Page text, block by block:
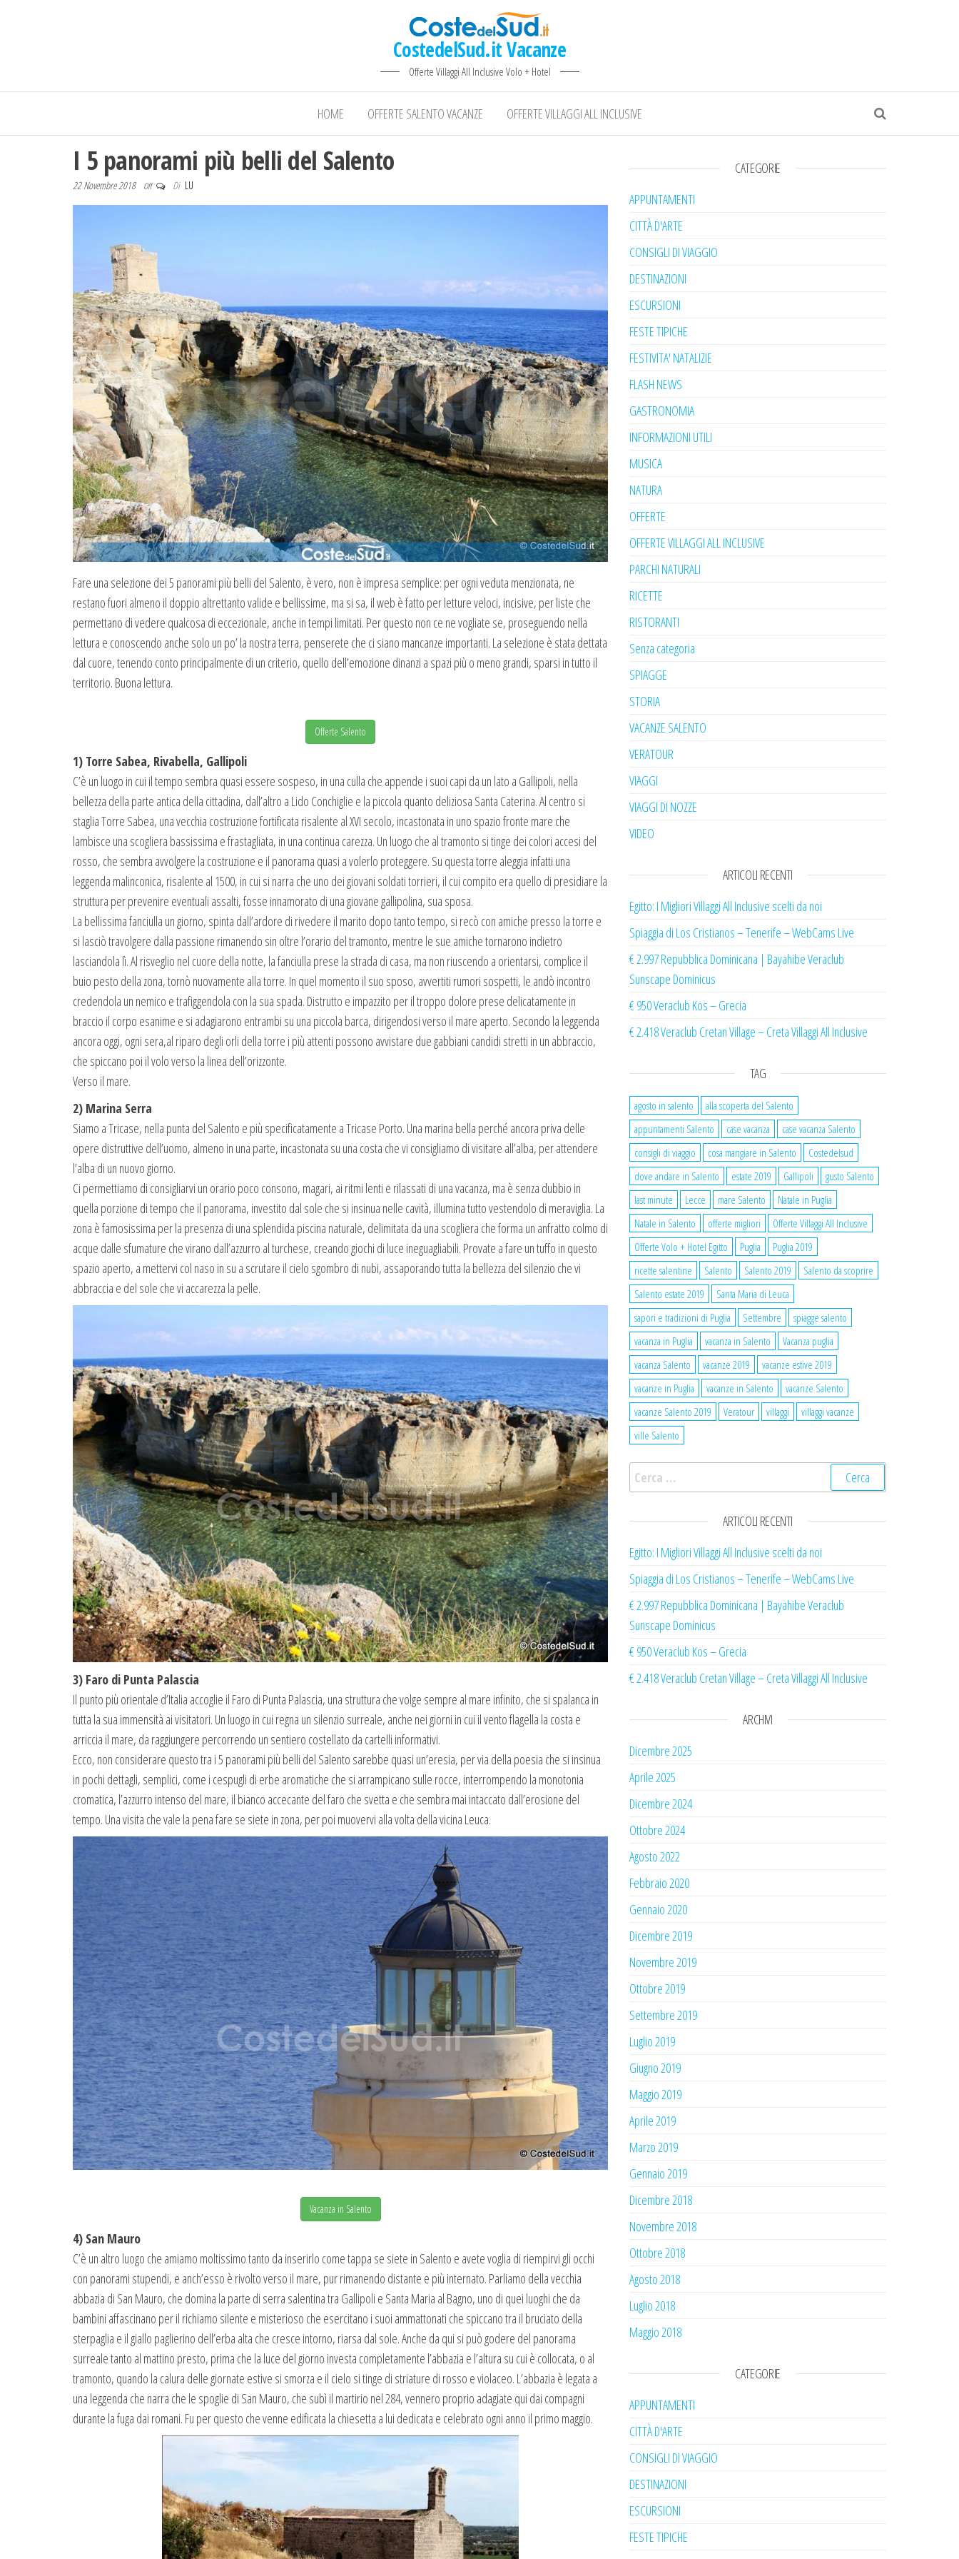
CostedelSud.it Vacanze
Offerte Villaggi All Inclusive Volo + Hotel
HOME OFFERTE SALENTO VACANZE OFFERTE VILLAGGI ALL INCLUSIVE
I 5 panorami più belli del Salento
22 Novembre 2018 Off Di LU
Fare una selezione dei 5 panorami più belli del Salento, è vero, non è impresa semplice: per ogni veduta menzionata, ne
restano fuori almeno il doppio altrettanto valide e bellissime, ma si sa, il web è fatto per letture veloci, incisive, per liste che
permettano di vedere qualcosa di eccezionale, anche in tempi limitati. Per questo non ce ne vogliate se, proseguendo nella
lettura e conoscendo anche solo un po’ la nostra terra, penserete che ci siano mancanze importanti. La selezione è stata dettata
dal cuore, tenendo conto principalmente di un criterio, quello dell’emozione dinanzi a spazi più o meno grandi, sparsi in tutto il
territorio. Buona lettura.
Offerte Salento
1) Torre Sabea, Rivabella, Gallipoli
C’è un luogo in cui il tempo sembra quasi essere sospeso, in una culla che appende i suoi capi da un lato a Gallipoli, nella
bellezza della parte antica della cittadina, dall’altro a Lido Conchiglie e la piccola quanto deliziosa Santa Caterina. Al centro si
staglia Torre Sabea, una vecchia costruzione fortificata risalente al XVI secolo, incastonata in uno spazio fronte mare che
lambisce una scogliera bassissima e frastagliata, in una continua carezza. Un luogo che al tramonto si tinge dei colori accesi del
rosso, che sembra avvolgere la costruzione e il panorama quasi a volerlo proteggere. Su questa torre aleggia infatti una
leggenda malinconica, risalente al 1500, in cui si narra che uno dei giovani soldati torrieri, il cui compito era quello di presidiare la
struttura per prevenire eventuali assalti, fosse innamorato di una giovane gallipolina, sua sposa.
La bellissima fanciulla un giorno, spinta dall’ardore di rivedere il marito dopo tanto tempo, si recò con amiche presso la torre e
si lasciò travolgere dalla passione rimanendo sin oltre l’orario del tramonto, mentre le sue amiche tornarono indietro
lasciandola lì. Al risveglio nel cuore della notte, la fanciulla prese la strada di casa, ma non riuscendo a orientarsi, complice il
buio pesto della zona, tornò nuovamente alla torre. In quel momento il suo sposo, avvertiti rumori sospetti, le andò incontro
credendola un nemico e trafiggendola con la sua spada. Distrutto e impazzito per il troppo dolore prese delicatamente in
braccio il corpo esanime e si adagiarono entrambi su una piccola barca, dirigendosi verso il mare aperto. Secondo la leggenda
ancora oggi, ogni sera,al riparo degli orli della torre i più attenti possono avvistare due gabbiani candidi stretti in un abbraccio,
che spiccano poi il volo verso la linea dell’orizzonte.
Verso il mare.
2) Marina Serra
Siamo a Tricase, nella punta del Salento e più specificatamente a Tricase Porto. Una marina bella perché ancora priva delle
opere distruttive dell’uomo, almeno in una parte, incastonata su una costa che vi consigliamo di visitare all’alba, per attendere
l’alba di un nuovo giorno.
Ci permettiamo di consigliarvi un orario poco consono, magari, ai ritmi lenti e rilassati di una vacanza, ma è senza dubbio in
quella porzione di tempo che il panorama, investito dal sole che si insinua nelle cavità, illumina tutto vestendolo di meraviglia. La
zona è famosissima per la presenza di una splendida piscina naturale, delimitata da una scogliera che forma un anfratto colmo di
acque dalle sfumature che virano dall’azzurro al turchese, creando giochi di luce ineguagliabili. Provate a fare un tuffo in questo
spazio aperto, a mettervi col naso in su a scrutare il cielo sgombro di nubi, assaporando tutta la bellezza del silenzio che vi
abbraccia e del sole che vi accarezza la pelle.
3) Faro di Punta Palascia
Il punto più orientale d’Italia accoglie il Faro di Punta Palascia, una struttura che volge sempre al mare infinito, che si spalanca in
tutta la sua immensità ai visitatori. Un luogo in cui regna un silenzio surreale, anche nei giorni in cui il vento flagella la costa e
arriccia il mare, da raggiungere percorrendo un sentiero costellato da cartelli informativi.
Ecco, non considerare questo tra i 5 panorami più belli del Salento sarebbe quasi un’eresia, per via della poesia che si insinua
in pochi dettagli, semplici, come i cespugli di erbe aromatiche che si arrampicano sulle rocce, interrompendo la monotonia
cromatica, l’azzurro intenso del mare, il bianco accecante del faro che svetta e che sembra mai intaccato dall’erosione del
tempo. Una visita che vale la pena fare se siete in zona, per poi muovervi alla volta della vicina Leuca.
Vacanza in Salento
4) San Mauro
C’è un altro luogo che amiamo moltissimo tanto da inserirlo come tappa se siete in Salento e avete voglia di riempirvi gli occhi
con panorami stupendi, e anch’esso è rivolto verso il mare, pur rimanendo distante e più internato. Parliamo della vecchia
abbazia di San Mauro, che domina la parte di serra salentina tra Gallipoli e Santa Maria al Bagno, uno di quei luoghi che da
bambini affascinano per il richiamo silente e misterioso che esercitano i suoi ammattonati che spiccano tra il bruciato della
sterpaglia e il giallo paglierino dell’erba alta che cresce intorno, riarsa dal sole. Anche da qui si può godere del panorama
surreale tanto al mattino presto, prima che la luce del giorno investa completamente l’abbazia e l’altura su cui è collocata, o al
tramonto, quando la calura delle giornate estive si smorza e il cielo si tinge di striature di rosso e violaceo. L’abbazia è legata a
una leggenda che narra che le spoglie di San Mauro, che subì il martirio nel 284, vennero proprio adagiate qui dai compagni
durante la fuga dai romani. Fu per questo che venne edificata la chiesetta a lui dedicata e celebrato ogni anno il primo maggio.
CATEGORIE
APPUNTAMENTI
CITTÀ D'ARTE
CONSIGLI DI VIAGGIO
DESTINAZIONI
ESCURSIONI
FESTE TIPICHE
FESTIVITA' NATALIZIE
FLASH NEWS
GASTRONOMIA
INFORMAZIONI UTILI
MUSICA
NATURA
OFFERTE
OFFERTE VILLAGGI ALL INCLUSIVE
PARCHI NATURALI
RICETTE
RISTORANTI
Senza categoria
SPIAGGE
STORIA
VACANZE SALENTO
VERATOUR
VIAGGI
VIAGGI DI NOZZE
VIDEO
ARTICOLI RECENTI
Egitto: I Migliori Villaggi All Inclusive scelti da noi
Spiaggia di Los Cristianos – Tenerife – WebCams Live
€ 2.997 Repubblica Dominicana | Bayahibe Veraclub
Sunscape Dominicus
€ 950 Veraclub Kos – Grecia
€ 2.418 Veraclub Cretan Village – Creta Villaggi All Inclusive
TAG
agosto in salento
alla scoperta del Salento
appuntamenti Salento
case vacanza
case vacanza Salento
consigli di viaggio
cosa mangiare in Salento
Costedelsud
dove andare in Salento
estate 2019 Gallipoli
gusto Salento
last minute
Lecce mare Salento
Natale in Puglia
Natale in Salento
offerte migliori
Offerte Villaggi All Inclusive
Offerte Volo + Hotel Egitto
Puglia
Puglia 2019
ricette salentine
Salento Salento 2019
Salento da scoprire
Salento estate 2019
Santa Maria di Leuca
sapori e tradizioni di Puglia
Settembre
spiagge salento
vacanza in Puglia
vacanza in Salento
Vacanza puglia
vacanza Salento
vacanze 2019
vacanze estive 2019
vacanze in Puglia
vacanze in Salento
vacanze Salento
vacanze Salento 2019
Veratour villaggi
villaggi vacanze
ville Salento
Ricerca per:
ARTICOLI RECENTI
Egitto: I Migliori Villaggi All Inclusive scelti da noi
Spiaggia di Los Cristianos – Tenerife – WebCams Live
€ 2.997 Repubblica Dominicana | Bayahibe Veraclub
Sunscape Dominicus
€ 950 Veraclub Kos – Grecia
€ 2.418 Veraclub Cretan Village – Creta Villaggi All Inclusive
ARCHIVI
Dicembre 2025
Aprile 2025
Dicembre 2024
Ottobre 2024
Agosto 2022
Febbraio 2020
Gennaio 2020
Dicembre 2019
Novembre 2019
Ottobre 2019
Settembre 2019
Luglio 2019
Giugno 2019
Maggio 2019
Aprile 2019
Marzo 2019
Gennaio 2019
Dicembre 2018
Novembre 2018
Ottobre 2018
Agosto 2018
Luglio 2018
Maggio 2018
CATEGORIE
APPUNTAMENTI
CITTÀ D'ARTE
CONSIGLI DI VIAGGIO
DESTINAZIONI
ESCURSIONI
FESTE TIPICHE